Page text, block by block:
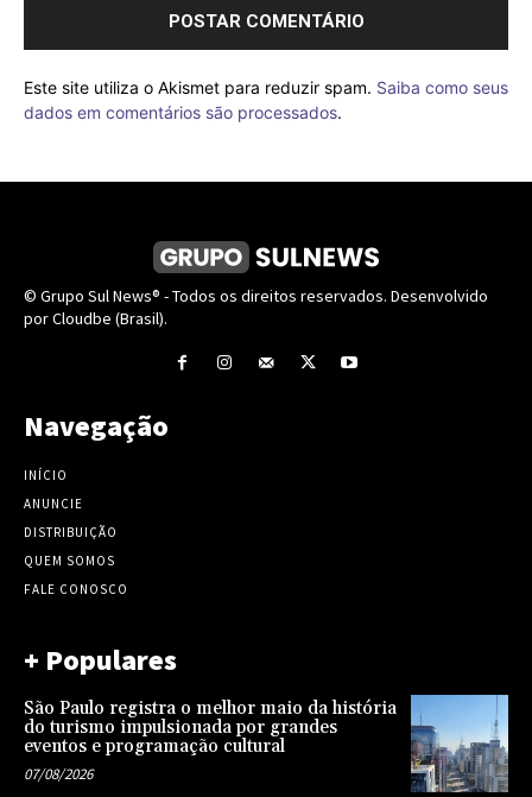
Este site utiliza o Akismet para reduzir spam. Saiba como seus
dados em comentários são processados.
© Grupo Sul News® - Todos os direitos reservados. Desenvolvido
por Cloudbe (Brasil).
Navegação
INÍCIO
ANUNCIE
DISTRIBUIÇÃO
QUEM SOMOS
FALE CONOSCO
+ Populares
São Paulo registra o melhor maio da história
do turismo impulsionada por grandes
eventos e programação cultural
07/08/2026